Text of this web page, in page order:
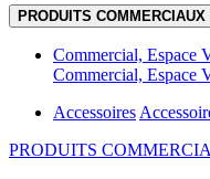
PRODUITS COMMERCIAUX
Commercial, Espace
Commercial, Espace
Accessoires
PRODUITS